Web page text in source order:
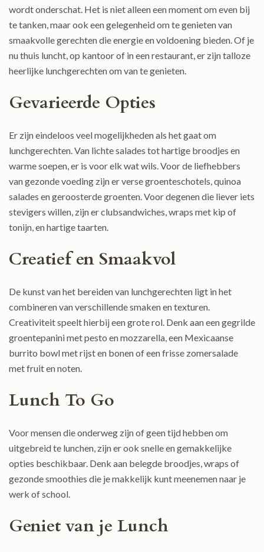
wordt onderschat. Het is niet alleen een moment om even bij
te tanken, maar ook een gelegenheid om te genieten van
smaakvolle gerechten die energie en voldoening bieden. Of je
nu thuis luncht, op kantoor of in een restaurant, er zijn talloze
heerlijke lunchgerechten om van te genieten.
Gevarieerde Opties
Er zijn eindeloos veel mogelijkheden als het gaat om
lunchgerechten. Van lichte salades tot hartige broodjes en
warme soepen, er is voor elk wat wils. Voor de liefhebbers
van gezonde voeding zijn er verse groenteschotels, quinoa
salades en geroosterde groenten. Voor degenen die liever iets
stevigers willen, zijn er clubsandwiches, wraps met kip of
tonijn, en hartige taarten.
Creatief en Smaakvol
De kunst van het bereiden van lunchgerechten ligt in het
combineren van verschillende smaken en texturen.
Creativiteit speelt hierbij een grote rol. Denk aan een gegrilde
groentepanini met pesto en mozzarella, een Mexicaanse
burrito bowl met rijst en bonen of een frisse zomersalade
met fruit en noten.
Lunch To Go
Voor mensen die onderweg zijn of geen tijd hebben om
uitgebreid te lunchen, zijn er ook snelle en gemakkelijke
opties beschikbaar. Denk aan belegde broodjes, wraps of
gezonde smoothies die je makkelijk kunt meenemen naar je
werk of school.
Geniet van je Lunch